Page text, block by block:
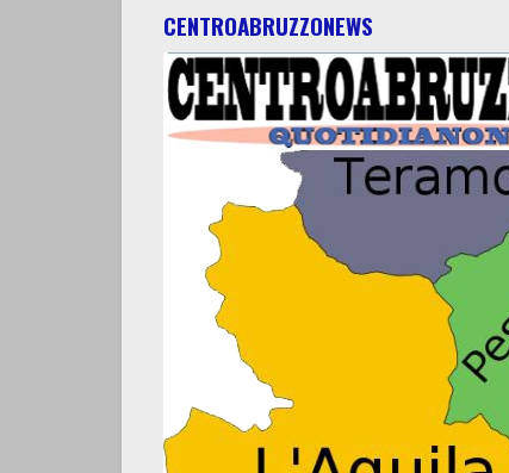
CENTROABRUZZONEWS